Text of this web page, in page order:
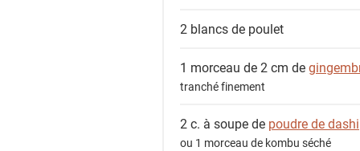
2 blancs de poulet
1 morceau de 2 cm de
tranché finement
2 c. à soupe de poudre de dashi
ou 1 morceau de kombu séché